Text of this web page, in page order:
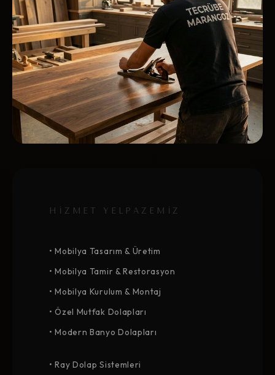
HİZMET YELPAZEMİZ
• Mobilya Tasarım & Üretim
• Mobilya Tamir & Restorasyon
• Mobilya Kurulum & Montaj
• Özel Mutfak Dolapları
• Modern Banyo Dolapları
• Ray Dolap Sistemleri